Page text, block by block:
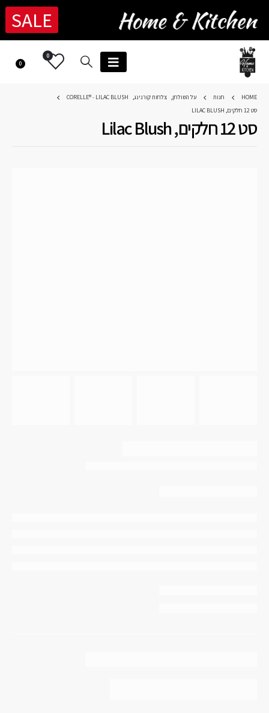
SALE
0
0
HOME חנות על השולחן, צלחות קורנינג,
CORELLE® - LILAC BLUSH
סט 12 חלקים, LILAC BLUSH
סט 12 חלקים, Lilac Blush